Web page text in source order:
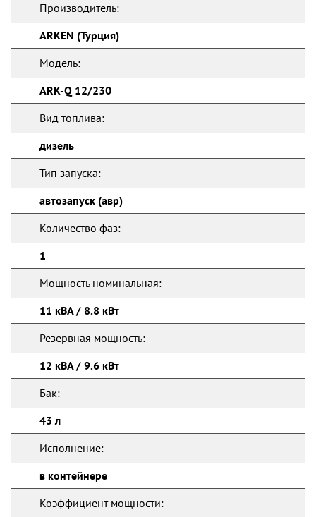
Производитель:
ARKEN (Турция)
Модель:
ARK-Q 12/230
Вид топлива:
дизель
Тип запуска:
автозапуск (авр)
Количество фаз:
1
Мощность номинальная:
11 кВА / 8.8 кВт
Резервная мощность:
12 кВА / 9.6 кВт
Бак:
43 л
Исполнение:
в контейнере
Коэффициент мощности: